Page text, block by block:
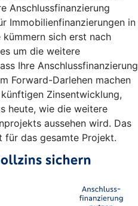
Anschlussfinanzierung
Immobilienfinanzierungen in
sich erst nach
um die weitere
Ihre Anschlussfinanzierung
Forward-Darlehen machen
Zinsentwicklung,
heute, wie die weitere
aussehen wird. Das
für das gesamte Projekt.